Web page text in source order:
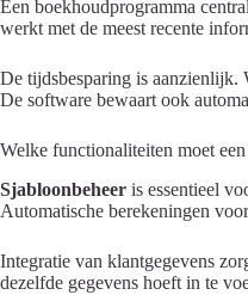
Een boekhoudprogramma
werkt met de meest recente
De tijdsbesparing is aanzienlijk.
De software bewaart ook
Welke functionaliteiten moet
Sjabloonbeheer is essentieel
Automatische berekeningen
Integratie van klantgegevens
dezelfde gegevens hoeft in te